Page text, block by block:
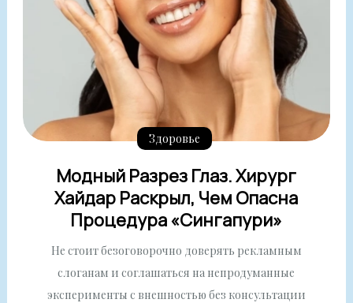
Здоровье
Модный Разрез Глаз. Хирург
Хайдар Раскрыл, Чем Опасна
Процедура «сингапури»
Не стоит безоговорочно доверять рекламным
слоганам и соглашаться на непродуманные
эксперименты с внешностью без консультации